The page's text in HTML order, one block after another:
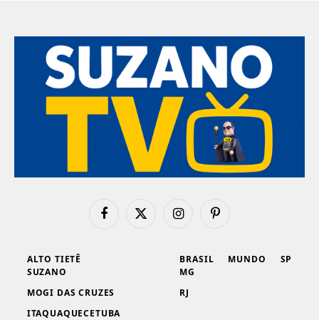
FacebookX
InstagramPinterest
ALTO TIETÊ
SUZANO
MOGI DAS CRUZES
ITAQUAQUECETUBA
BRASIL
MG
RJ
MUNDO SP